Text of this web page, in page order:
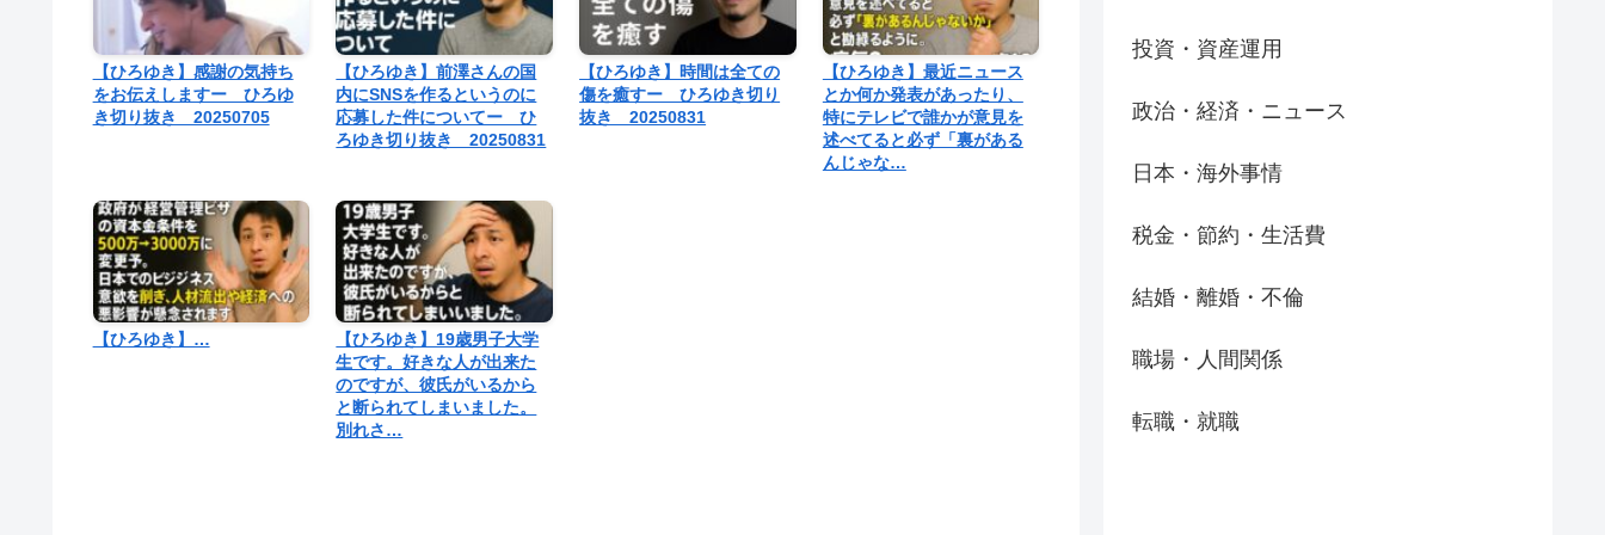
【ひろゆき】感謝の気持ち
をお伝えしますー ひろゆ
き切り抜き 20250705
【ひろゆき】前澤さんの国
内にSNSを作るというのに
応募した件についてー ひ
ろゆき切り抜き 20250831
【ひろゆき】時間は全ての
傷を癒すー ひろゆき切り
抜き 20250831
【ひろゆき】最近ニュース
とか何か発表があったり、
特にテレビで誰かが意見を
述べてると必ず「裏がある
んじゃな…
【ひろゆき】…
【ひろゆき】19歳男子大学
生です。好きな人が出来た
のですが、彼氏がいるから
と断られてしまいました。
別れさ…
投資・資産運用
政治・経済・ニュース
日本・海外事情
税金・節約・生活費
結婚・離婚・不倫
職場・人間関係
転職・就職